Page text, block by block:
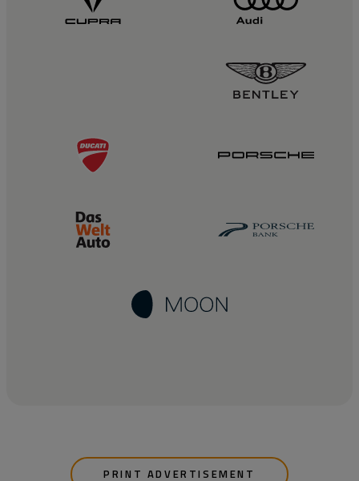
PRINT ADVERTISEMENT